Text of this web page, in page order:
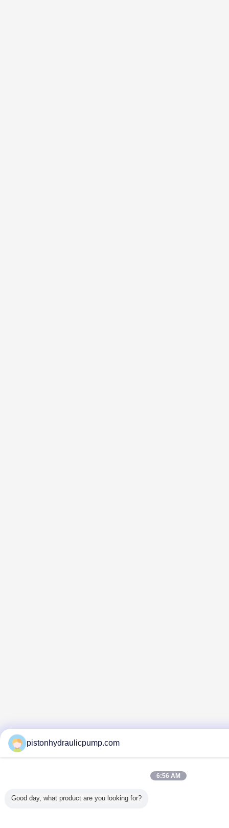
pistonhydraulicpump.com
6:56 AM
Good day, what product are you looking for?